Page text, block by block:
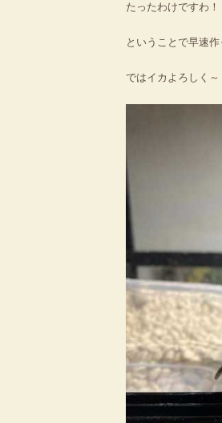
たったわけですわ！
ということで早速作
ではイカよろしく～